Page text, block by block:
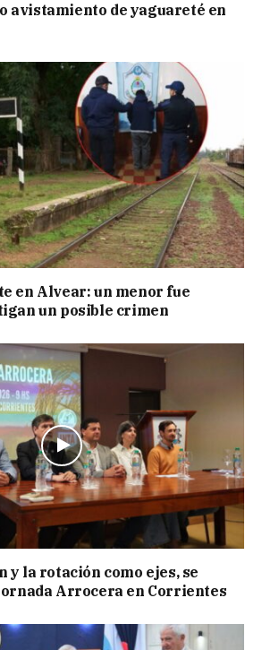
avistamiento de yaguareté en
en Alvear: un menor fue
un posible crimen
y la rotación como ejes, se
Arrocera en Corrientes